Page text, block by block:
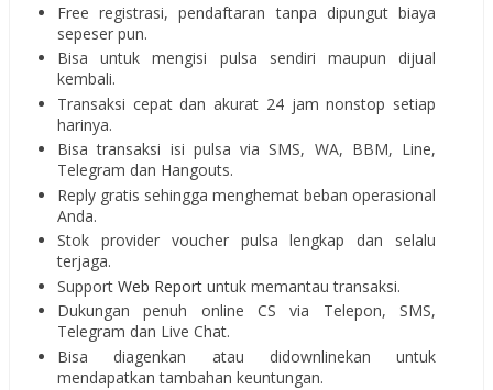
Free registrasi, pendaftaran tanpa dipungut biaya
sepeser pun.
Bisa untuk mengisi pulsa sendiri maupun dijual
kembali.
Transaksi cepat dan akurat 24 jam nonstop setiap
harinya.
Bisa transaksi isi pulsa via SMS, WA, BBM, Line,
Telegram dan Hangouts.
Reply gratis sehingga menghemat beban operasional
Anda.
Stok provider voucher pulsa lengkap dan selalu
terjaga.
Support Web Report untuk memantau transaksi.
Dukungan penuh online CS via Telepon, SMS,
Telegram dan Live Chat.
Bisa diagenkan atau didownlinekan untuk
mendapatkan tambahan keuntungan.